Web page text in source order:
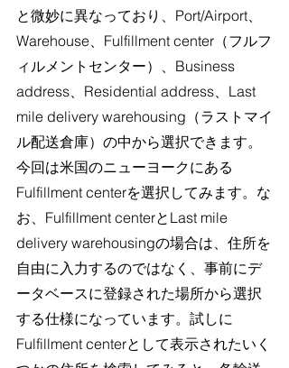
と微妙に異なっており、Port/Airport、
Warehouse、Fulfillment center（フルフ
ィルメントセンター）、Business
address、Residential address、Last
mile delivery warehousing（ラストマイ
ル配送倉庫）の中から選択できます。
今回は米国のニューヨークにある
Fulfillment centerを選択してみます。な
お、Fulfillment centerとLast mile
delivery warehousingの場合は、住所を
自由に入力するのではなく、事前にデ
ータベースに登録された場所から選択
する仕様になっています。試しに
Fulfillment centerとして表示されたいく